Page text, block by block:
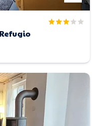
in Greetsiel